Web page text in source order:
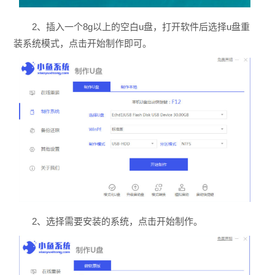
2、插入一个8g以上的空白u盘，打开软件后选择u盘重
装系统模式，点击开始制作即可。
2、选择需要安装的系统，点击开始制作。